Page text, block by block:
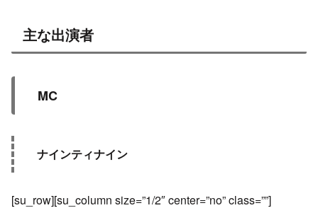
主な出演者
MC
ナインティナイン
[su_row][su_column size=”1/2″ center=”no” class=””]